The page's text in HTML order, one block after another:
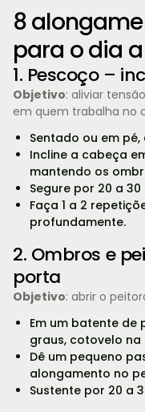
8
para o dia
1. Pescoço –
Objetivo: aliviar
em quem trabalha no
Sentado ou em
Incline a cabeça
mantendo os
Segure por 20 a
Faça 1 a 2
profundamente.
2. Ombros e
porta
Objetivo: abrir o
Em um batente de
graus, cotovelo
Dê um pequeno
alongamento no
Sustente por 20 a